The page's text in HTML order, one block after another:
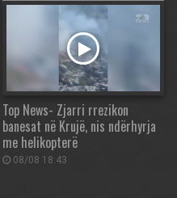
Top News- Zjarri rrezikon
banesat në Krujë, nis ndërhyrja
me helikopterë
08/08 18:43